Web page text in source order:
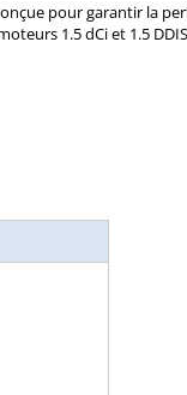
pour garantir la
1.5 dCi et 1.5